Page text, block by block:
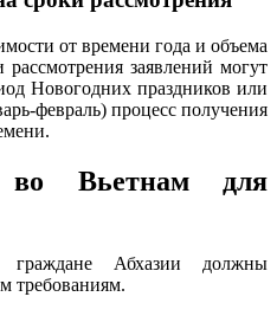
от времени года и объема
рассмотрения заявлений могут
Новогодних праздников или
февраль) процесс получения
во Вьетнам для
Абхазии должны
требованиям.